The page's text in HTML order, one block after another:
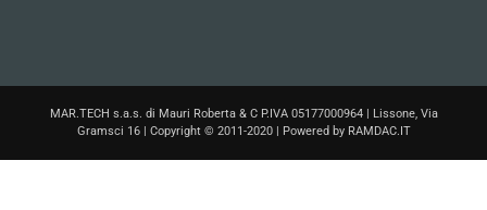
MAR.TECH s.a.s. di Mauri Roberta & C P.IVA 05177000964 | Lissone, Via
Gramsci 16 | Copyright © 2011-2020 | Powered by RAMDAC.IT